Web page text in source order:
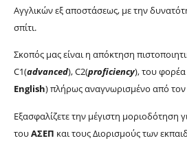
Αγγλικών εξ αποστάσεως, με την
σπίτι.
Σκοπός μας είναι η απόκτηση
C1(advanced),C2(proficiency), του φορέα
English) πλήρως αναγνωρισμένο από τον
Εξασφαλίζετε την μέγιστη μοριοδότηση
τουΑΣΕΠ και τους Διορισμούς των